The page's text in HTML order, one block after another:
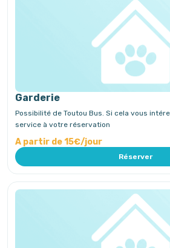
Garderie
Possibilité de Toutou Bus. Si cela vous
service à votre réservation
A partir de 15€/jour
Réserver